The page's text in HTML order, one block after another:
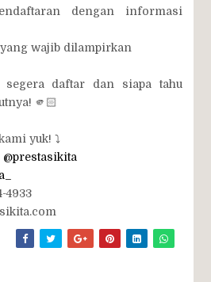
dengan informasi
wajib dilampirkan
daftar dan siapa tahu
🫵🏻
yuk! ⤵️
@prestasikita
4933